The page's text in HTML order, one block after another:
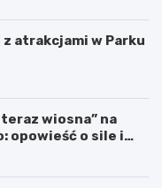
atrakcjami w Parku
wiosna” na
opowieść o sile i